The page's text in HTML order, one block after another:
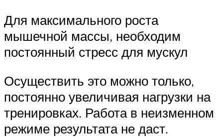
Для максимального роста
мышечной массы, необходим
постоянный стресс для мускул
Осуществить это можно только,
постоянно увеличивая нагрузки на
тренировках. Работа в неизменном
режиме результата не даст.